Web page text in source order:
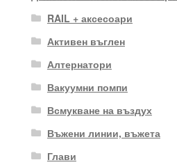
RAIL + аксесоари
Активен въглен
Алтернатори
Вакуумни помпи
Всмукване на въздух
Въжени линии, въжета
Глави